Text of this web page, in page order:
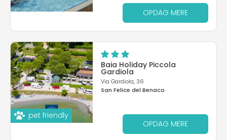
OPDAG MERE
pet friendly
Baia Holiday Piccola
Gardiola
Via Gardiola, 36
San Felice del Benaco
OPDAG MERE